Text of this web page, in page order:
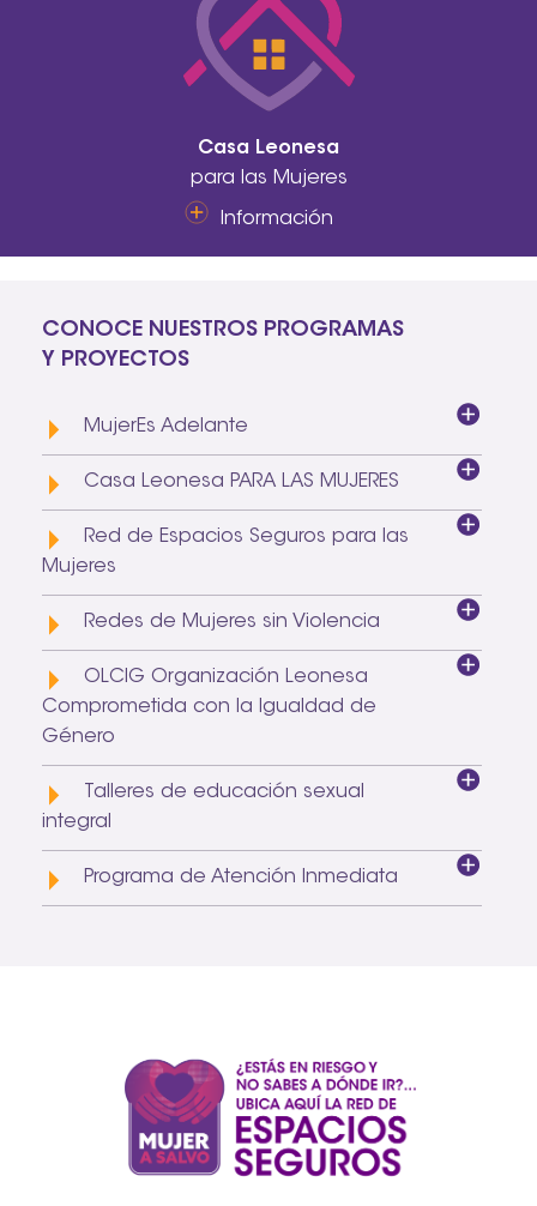
Casa Leonesa
para las Mujeres
Información
CONOCE NUESTROS PROGRAMAS
Y PROYECTOS
MujerEs Adelante
Casa Leonesa PARA LAS MUJERES
Red de Espacios Seguros para las
Mujeres
Redes de Mujeres sin Violencia
OLCIG Organización Leonesa
Comprometida con la Igualdad de
Género
Talleres de educación sexual
integral
Programa de Atención Inmediata